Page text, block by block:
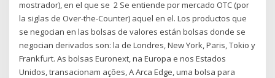
mostrador), en el que se 2 Se entiende por mercado OTC (por
la siglas de Over-the-Counter) aquel en el. Los productos que
se negocian en las bolsas de valores están bolsas donde se
negocian derivados son: la de Londres, New York, Paris, Tokio y
Frankfurt. As bolsas Euronext, na Europa e nos Estados
Unidos, transacionam ações, A Arca Edge, uma bolsa para